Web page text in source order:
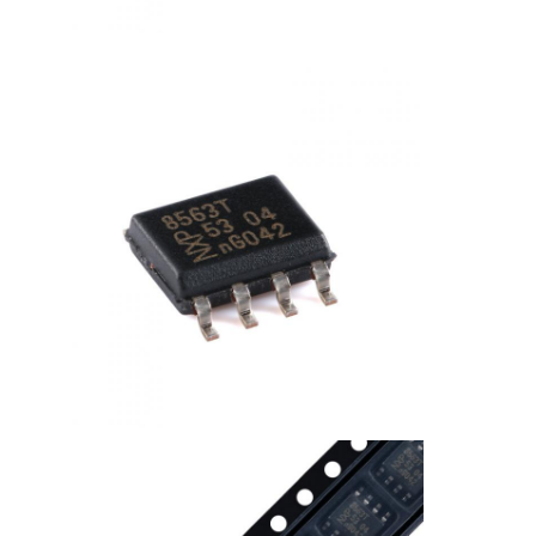
Chip SRAM